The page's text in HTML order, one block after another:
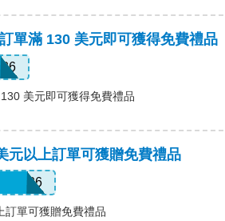
單滿 130 美元即可獲得免費禮品
美元即可獲得免費禮品
元以上訂單可獲贈免費禮品
訂單可獲贈免費禮品